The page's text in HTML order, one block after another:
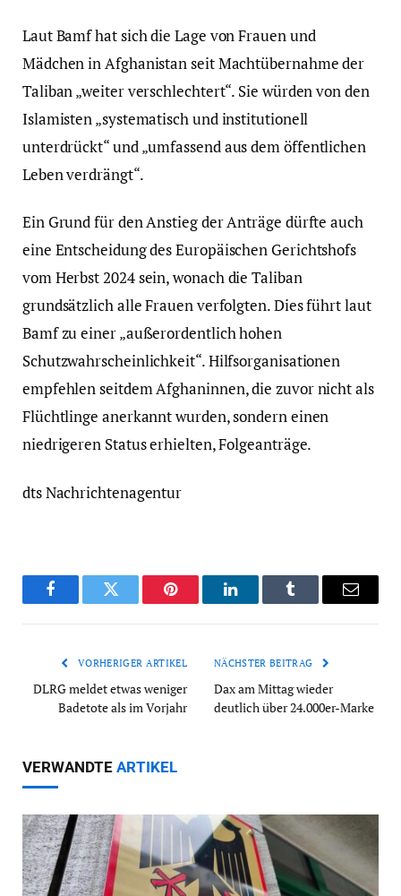
Laut Bamf hat sich die Lage von Frauen und
Mädchen in Afghanistan seit Machtübernahme der
Taliban „weiter verschlechtert“. Sie würden von den
Islamisten „systematisch und institutionell
unterdrückt“ und „umfassend aus dem öffentlichen
Leben verdrängt“.
Ein Grund für den Anstieg der Anträge dürfte auch
eine Entscheidung des Europäischen Gerichtshofs
vom Herbst 2024 sein, wonach die Taliban
grundsätzlich alle Frauen verfolgten. Dies führt laut
Bamf zu einer „außerordentlich hohen
Schutzwahrscheinlichkeit“. Hilfsorganisationen
empfehlen seitdem Afghaninnen, die zuvor nicht als
Flüchtlinge anerkannt wurden, sondern einen
niedrigeren Status erhielten, Folgeanträge.
dts Nachrichtenagentur
FacebookTwitter Pinterest LinkedInTumblr Email
VORHERIGER ARTIKEL
DLRG meldet etwas weniger
Badetote als im Vorjahr
NÄCHSTER BEITRAG
Dax am Mittag wieder
deutlich über 24.000er-Marke
VERWANDTE ARTIKEL